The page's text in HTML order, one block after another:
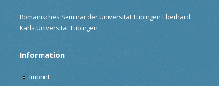
Romanisches Seminar der Universität Tübingen Eberhard
Karls Universität Tübingen
Information
Imprint